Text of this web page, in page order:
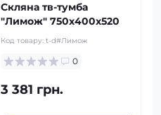
Скляна тв-тумба
"Лимож" 750х400х520
Код товару: t-d#Лимож
0
3 381 грн.